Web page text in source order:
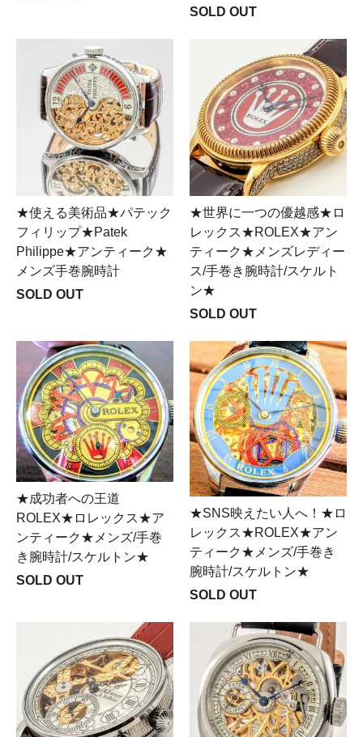
SOLD OUT
★使える美術品★パテック
フィリップ★Patek
Philippe★アンティーク★
メンズ手巻腕時計
SOLD OUT
★世界に一つの優越感★ロ
レックス★ROLEX★アン
ティーク★メンズレディー
ス/手巻き腕時計/スケルト
ン★
SOLD OUT
★成功者への王道
ROLEX★ロレックス★ア
ンティーク★メンズ/手巻
き腕時計/スケルトン★
SOLD OUT
★SNS映えたい人へ！★ロ
レックス★ROLEX★アン
ティーク★メンズ/手巻き
腕時計/スケルトン★
SOLD OUT